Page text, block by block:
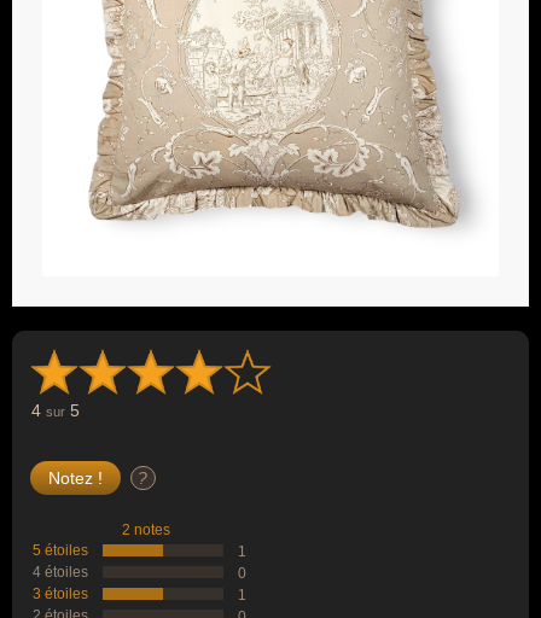
4 sur 5
?
2 notes
5 étoiles
1
4 étoiles
0
3 étoiles
1